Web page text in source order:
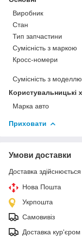
Виробник
Стан
Тип запчастини
Сумісність з маркою
Кросс-номери
Сумісність з моделлю
Користувальницькі
Марка авто
Приховати
Умови доставки
Доставка
Нова Пошта
Укрпошта
Самовивіз
Доставка кур'єром